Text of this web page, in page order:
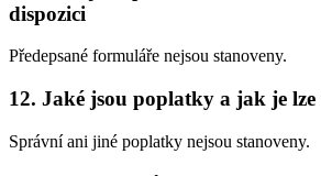
dispozici
Předepsané formuláře nejsou stanoveny.
12. Jaké jsou poplatky a jak je
Správní ani jiné poplatky nejsou stanoveny.